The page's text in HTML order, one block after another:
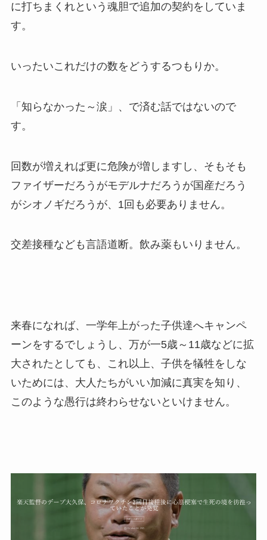
に打ちまくれという魂胆で追加の契約をしていま
す。
いったいこれだけの数をどうするつもりか。
「知らなかった～涙」、で済む話ではないので
す。
回数が増えれば更に危険が増しますし、そもそも
ファイザーだろうがモデルナだろうが国産だろう
がシオノギだろうが、1回も必要ありません。
交差接種なども言語道断。飲み薬もいりません。
来春になれば、一学年上がった子供達へキャンペ
ーンをするでしょうし、万が一5歳～11歳などに拡
大されたとしても、これ以上、子供を犠牲をしな
いためには、大人たちがいい加減に真実を知り、
このような愚行は終わらせないといけません。